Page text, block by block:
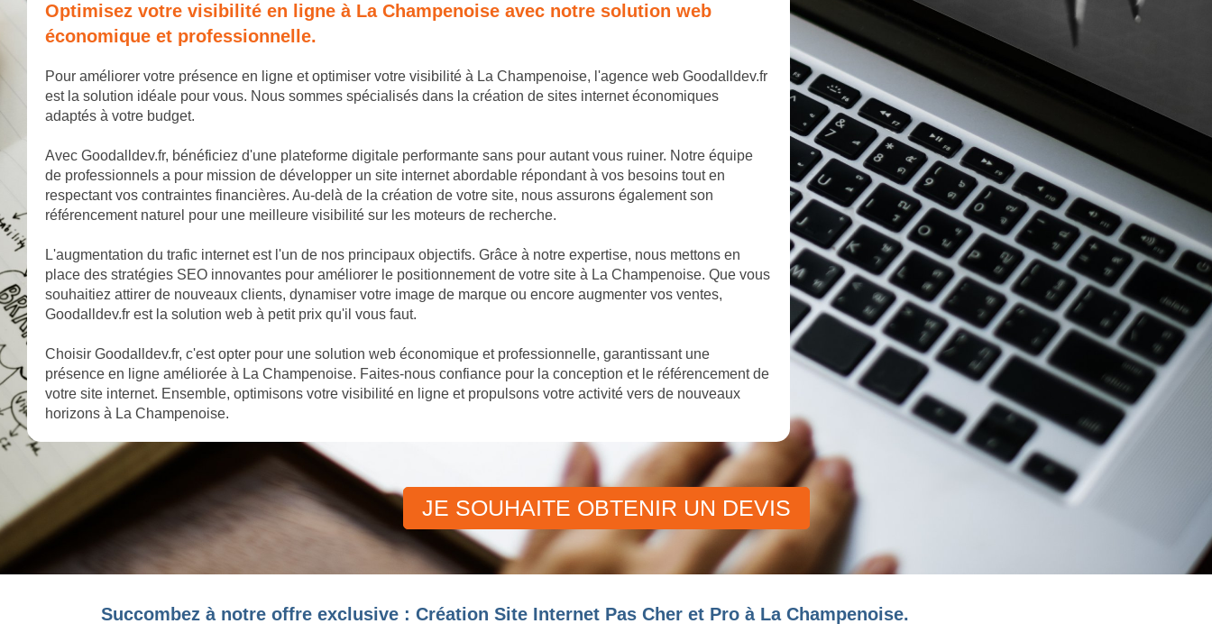
Optimisez votre visibilité en ligne à La Champenoise avec notre solution web
économique et professionnelle.
Pour améliorer votre présence en ligne et optimiser votre visibilité à La Champenoise, l'agence web Goodalldev.fr
est la solution idéale pour vous. Nous sommes spécialisés dans la création de sites internet économiques
adaptés à votre budget.
Avec Goodalldev.fr, bénéficiez d'une plateforme digitale performante sans pour autant vous ruiner. Notre équipe
de professionnels a pour mission de développer un site internet abordable répondant à vos besoins tout en
respectant vos contraintes financières. Au-delà de la création de votre site, nous assurons également son
référencement naturel pour une meilleure visibilité sur les moteurs de recherche.
L'augmentation du trafic internet est l'un de nos principaux objectifs. Grâce à notre expertise, nous mettons en
place des stratégies SEO innovantes pour améliorer le positionnement de votre site à La Champenoise. Que vous
souhaitiez attirer de nouveaux clients, dynamiser votre image de marque ou encore augmenter vos ventes,
Goodalldev.fr est la solution web à petit prix qu'il vous faut.
Choisir Goodalldev.fr, c'est opter pour une solution web économique et professionnelle, garantissant une
présence en ligne améliorée à La Champenoise. Faites-nous confiance pour la conception et le référencement de
votre site internet. Ensemble, optimisons votre visibilité en ligne et propulsons votre activité vers de nouveaux
horizons à La Champenoise.
JE SOUHAITE OBTENIR UN DEVIS
Succombez à notre offre exclusive : Création Site Internet Pas Cher et Pro à La Champenoise.